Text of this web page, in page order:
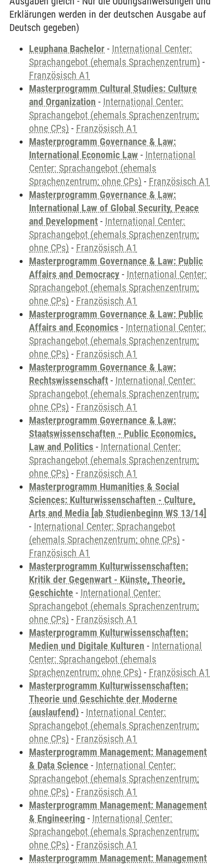
Erklärungen werden in der deutschen Ausgabe auf
Deutsch gegeben)
Leuphana Bachelor - International Center:
Sprachangebot (ehemals Sprachenzentrum) -
Französisch A1
Masterprogramm Cultural Studies: Culture
and Organization - International Center:
Sprachangebot (ehemals Sprachenzentrum;
ohne CPs) - Französisch A1
Masterprogramm Governance & Law:
International Economic Law - International
Center: Sprachangebot (ehemals
Sprachenzentrum; ohne CPs) - Französisch A1
Masterprogramm Governance & Law:
International Law of Global Security, Peace
and Development - International Center:
Sprachangebot (ehemals Sprachenzentrum;
ohne CPs) - Französisch A1
Masterprogramm Governance & Law: Public
Affairs and Democracy - International Center:
Sprachangebot (ehemals Sprachenzentrum;
ohne CPs) - Französisch A1
Masterprogramm Governance & Law: Public
Affairs and Economics - International Center:
Sprachangebot (ehemals Sprachenzentrum;
ohne CPs) - Französisch A1
Masterprogramm Governance & Law:
Rechtswissenschaft - International Center:
Sprachangebot (ehemals Sprachenzentrum;
ohne CPs) - Französisch A1
Masterprogramm Governance & Law:
Staatswissenschaften - Public Economics,
Law and Politics - International Center:
Sprachangebot (ehemals Sprachenzentrum;
ohne CPs) - Französisch A1
Masterprogramm Humanities & Social
Sciences: Kulturwissenschaften - Culture,
Arts and Media [ab Studienbeginn WS 13/14]
- International Center: Sprachangebot
(ehemals Sprachenzentrum; ohne CPs) -
Französisch A1
Masterprogramm Kulturwissenschaften:
Kritik der Gegenwart - Künste, Theorie,
Geschichte - International Center:
Sprachangebot (ehemals Sprachenzentrum;
ohne CPs) - Französisch A1
Masterprogramm Kulturwissenschaften:
Medien und Digitale Kulturen - International
Center: Sprachangebot (ehemals
Sprachenzentrum; ohne CPs) - Französisch A1
Masterprogramm Kulturwissenschaften:
Theorie und Geschichte der Moderne
(auslaufend) - International Center:
Sprachangebot (ehemals Sprachenzentrum;
ohne CPs) - Französisch A1
Masterprogramm Management: Management
& Data Science - International Center:
Sprachangebot (ehemals Sprachenzentrum;
ohne CPs) - Französisch A1
Masterprogramm Management: Management
& Engineering - International Center:
Sprachangebot (ehemals Sprachenzentrum;
ohne CPs) - Französisch A1
Masterprogramm Management: Management